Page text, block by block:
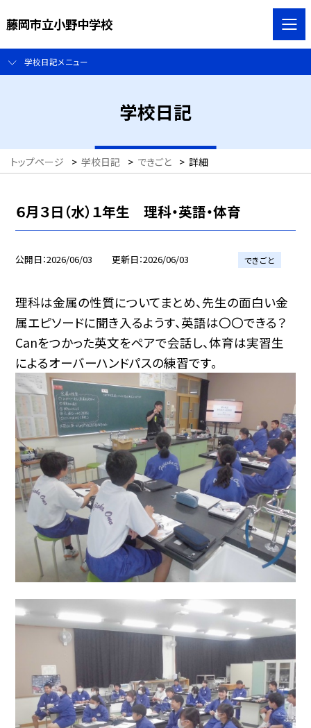
藤岡市立小野中学校
学校日記メニュー
学校日記
トップページ > 学校日記 > できごと > 詳細
６月３日（水）１年生 理科・英語・体育
公開日 2026/06/03 更新日 2026/06/03 できごと
理科は金属の性質についてまとめ、先生の面白い金
属エピソードに聞き入るようす、英語は〇〇できる？
Canをつかった英文をペアで会話し、体育は実習生
によるオーバーハンドパスの練習です。